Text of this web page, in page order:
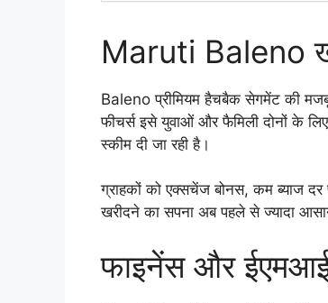
Maruti Baleno
Baleno प्रीमियम हैचबैक सेगमेंट की
फीचर्स इसे युवाओं और फैमिली दोनों के
स्कीम दी जा रही है।
ग्राहकों को एक्सचेंज बोनस, कम ब्याज
खरीदने का सपना अब पहले से ज्यादा
फाइनेंस और ईएमआई